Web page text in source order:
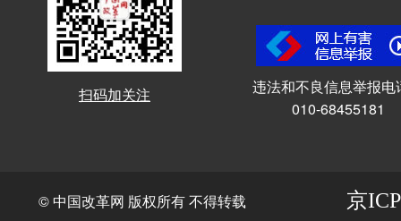
扫码加关注
违法和不良信息举报电
010-68455181
© 中国改革网 版权所有 不得转载 京